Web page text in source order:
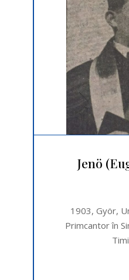
Jenö
1903, Györ,
Primcantor în